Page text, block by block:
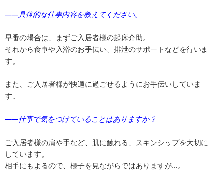
――具体的な仕事内容を教えてください。
早番の場合は、まずご入居者様の起床介助。
それから食事や入浴のお手伝い、排泄のサポートなどを行いま
す。
また、ご入居者様が快適に過ごせるようにお手伝いしていま
す。
――仕事で気をつけていることはありますか？
ご入居者様の肩や手など、肌に触れる、スキンシップを大切に
しています。
相手にもよるので、様子を見ながらではありますが…。